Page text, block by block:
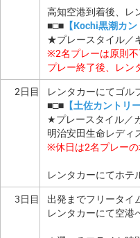
高知空港到着後、
■□■ 【Kochi黒潮カ
★プレースタイル／
※2名プレーは原則不
プレー終了後、レン
2日目
レンタカーにてゴル
■□■ 【土佐カントリ
★プレースタイル／
明治安田生命レディ
※休日は2名プレー
レンタカーにてホテ
3日目
出発までフリータイ
レンタカーにて空